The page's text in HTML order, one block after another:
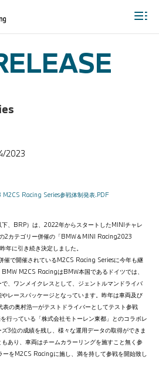
2023
Racing Series参戦体制発表.PDF
、BRP）は、2022年からスタートしたMINIチャレ
2カテゴリー併催の「BMW＆MINI Racing2023
に引き続き決定しました。
催で開催されているM2CS Racing Seriesに今年も継
M2CS RacingはBMW本国であるドイツでは、
、ワンメイクレスとして、ジェントルマンドライバ
レースパッケージとなっています。昨年は車両及び
の奥村浩一がテストドライバーとしてテスト参戦
行っている「株式会社モトーレン東都」とのコラボレ
3位の成績を残し、様々な運用データの取得ができま
あり、車両はチームカラーリングを施すこと無く参
をM2CS Racingに施し、満を持して参戦を開始致し